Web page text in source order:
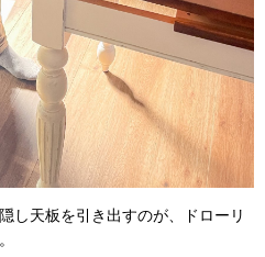
し天板を引き出すのが、ドローリ